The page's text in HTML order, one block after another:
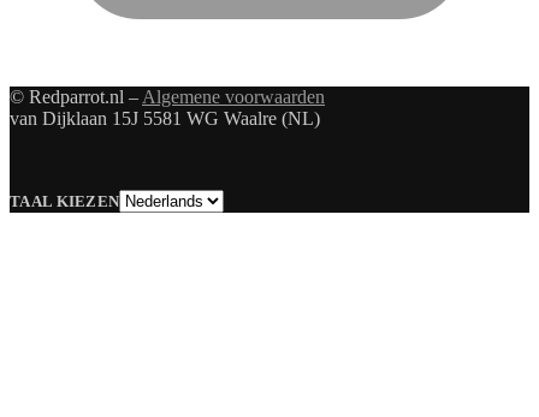
© Redparrot.nl – Algemene voorwaarden
van Dijklaan 15J 5581 WG Waalre (NL)
TAAL KIEZENTaal